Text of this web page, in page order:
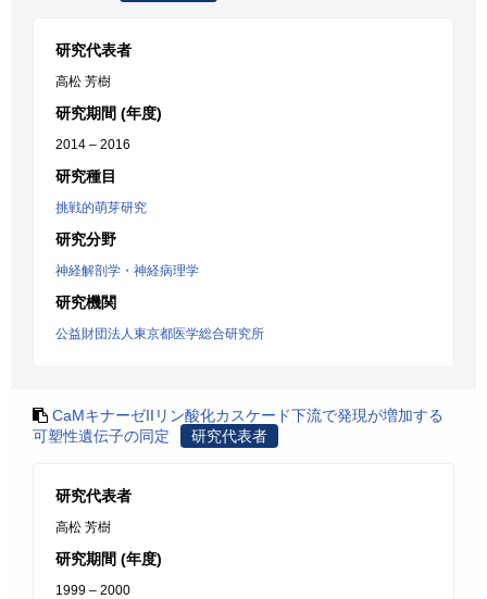
研究代表者
高松 芳樹
研究期間 (年度)
2014 – 2016
研究種目
挑戦的萌芽研究
研究分野
神経解剖学・神経病理学
研究機関
公益財団法人東京都医学総合研究所
CaMキナーゼIIリン酸化カスケード下流で発現が増加する
可塑性遺伝子の同定
研究代表者
研究代表者
高松 芳樹
研究期間 (年度)
1999 – 2000